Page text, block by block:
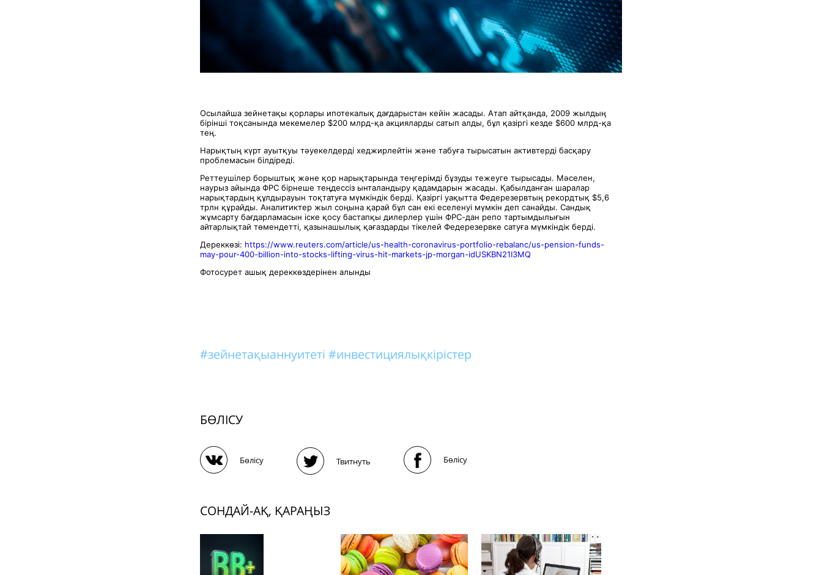
Осылайша зейнетақы қорлары ипотекалық дағдарыстан кейін жасады. Атап айтқанда, 2009 жылдың
бірінші тоқсанында мекемелер $200 млрд-қа акцияларды сатып алды, бұл қазіргі кезде $600 млрд-қа
тең.
Нарықтың күрт ауытқуы тәуекелдерді хеджирлейтін және табуға тырысатын активтерді басқару
проблемасын білдіреді.
Реттеушілер борыштық және қор нарықтарында теңгерімді бұзуды тежеуге тырысады. Мәселен,
наурыз айында ФРС бірнеше теңдессіз ынталандыру қадамдарын жасады. Қабылданған шаралар
нарықтардың құлдырауын тоқтатуға мүмкіндік берді. Қазіргі уақытта Федерезервтың рекордтық $5,6
трлн құрайды. Аналитиктер жыл соңына қарай бұл сан екі еселенуі мүмкін деп санайды. Сандық
жұмсарту бағдарламасын іске қосу бастапқы дилерлер үшін ФРС-дан репо тартымдылығын
айтарлықтай төмендетті, қазынашылық қағаздарды тікелей Федерезервке сатуға мүмкіндік берді.
Дереккөзі: https://www.reuters.com/article/us-health-coronavirus-portfolio-rebalanc/us-pension-funds-
may-pour-400-billion-into-stocks-lifting-virus-hit-markets-jp-morgan-idUSKBN21I3MQ
Фотосурет ашық дереккөздерінен алынды
#зейнетақыаннуитеті #инвестициялықкірістер
БӨЛІСУ
Бөлісу Твитнуть Бөлісу
СОНДАЙ-АҚ, ҚАРАҢЫЗ